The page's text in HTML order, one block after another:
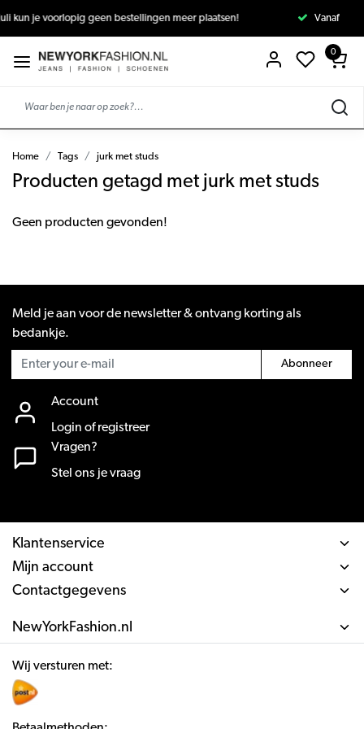
bestellingen meer plaatsen! Vanaf 1 juli kun je voorlopig
0
Home Tags jurk met studs
Producten getagd met jurk met studs
Geen producten gevonden!
Meld je aan voor de newsletter & ontvang korting als
bedankje.
Abonneer
Account
Login of registreer
Vragen?
Stel ons je vraag
Klantenservice
Mijn account
Contactgegevens
NewYorkFashion.nl
Wij versturen met: